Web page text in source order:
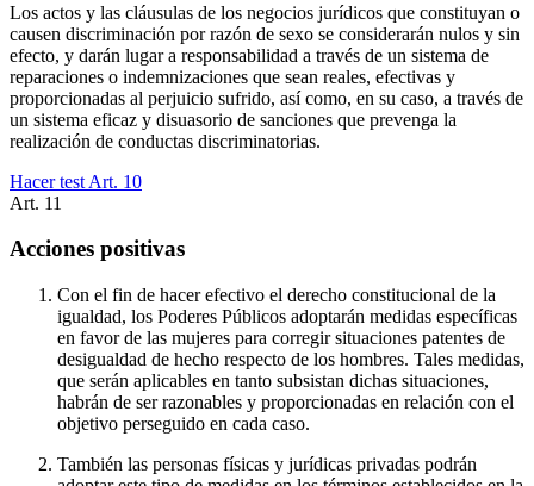
Los actos y las cláusulas de los negocios jurídicos que constituyan o
causen discriminación por razón de sexo se considerarán nulos y sin
efecto, y darán lugar a responsabilidad a través de un sistema de
reparaciones o indemnizaciones que sean reales, efectivas y
proporcionadas al perjuicio sufrido, así como, en su caso, a través de
un sistema eficaz y disuasorio de sanciones que prevenga la
realización de conductas discriminatorias.
Hacer test Art. 10
Art. 11
Acciones positivas
Con el fin de hacer efectivo el derecho constitucional de la
igualdad, los Poderes Públicos adoptarán medidas específicas
en favor de las mujeres para corregir situaciones patentes de
desigualdad de hecho respecto de los hombres. Tales medidas,
que serán aplicables en tanto subsistan dichas situaciones,
habrán de ser razonables y proporcionadas en relación con el
objetivo perseguido en cada caso.
También las personas físicas y jurídicas privadas podrán